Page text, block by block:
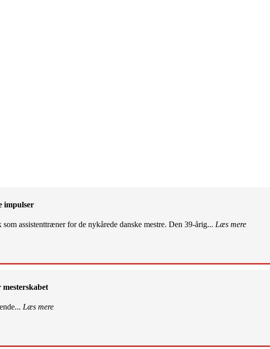
impulser
assistenttræner for de nykårede danske mestre. Den 39-årig... Læs mere
Læs mere